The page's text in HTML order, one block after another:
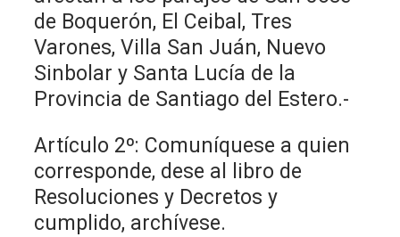
de Boquerón, El Ceibal, Tres
Varones, Villa San Juán, Nuevo
Sinbolar y Santa Lucía de la
Provincia de Santiago del Estero.-
Artículo 2º: Comuníquese a quien
corresponde, dese al libro de
Resoluciones y Decretos y
cumplido, archívese.